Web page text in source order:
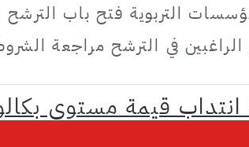
التربوية فتح باب
في الترشح مراجعة
قيمة مستوى